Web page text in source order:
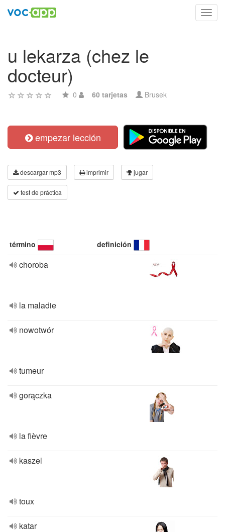
u lekarza (chez le
docteur)
0 60 tarjetas Brusek
empezar lección
descargar mp3 imprimir jugar
test de práctica
término definición
choroba
la maladie
nowotwór
tumeur
gorączka
la fièvre
kaszel
toux
katar